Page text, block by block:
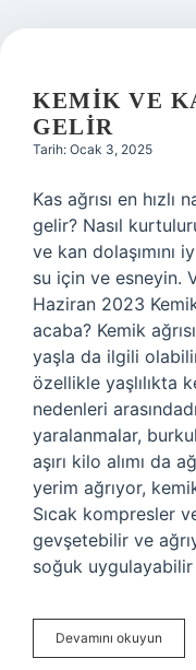
KEMIK VE
GELIR
Tarih: Ocak 3, 2025
Kas ağrısı en hızlı
gelir? Nasıl
ve kan dolaşımını
su için ve esneyin.
Haziran 2023
acaba? Kemik
yaşla da ilgili
özellikle yaşlılıkta
nedenleri
yaralanmalar,
aşırı kilo alımı da
yerim ağrıyor,
Sıcak kompresler
gevşetebilir ve
soğuk uygulayabilir
Devamını okuyun
Ve